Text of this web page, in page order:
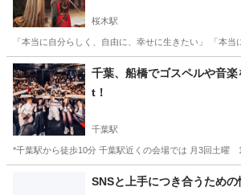
桜木駅
「本当に自分らしく、自由に、幸せに生きたい」 「本
千葉 千葉市 桜木駅 その他 アデプトプ
千葉、船橋でゴスペルや音
t！
千葉駅
*千葉駅から徒歩10分 千葉駅近くの会場では 月3回土曜
千葉駅
SNSと上手につき合うため